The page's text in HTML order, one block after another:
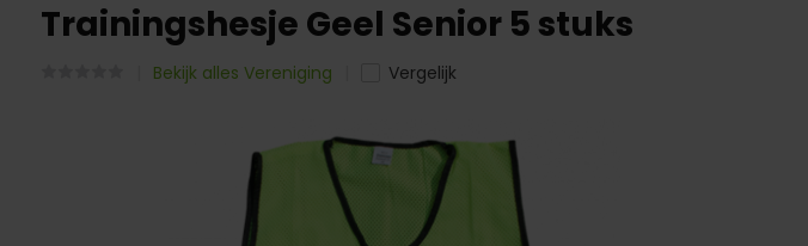
Trainingshesje Geel Senior 5 stuks
Bekijk alles Vereniging Vergelijk